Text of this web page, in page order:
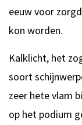
eeuw voor
kon worden.
Kalklicht, het
soort
zeer hete vlam
op het podium